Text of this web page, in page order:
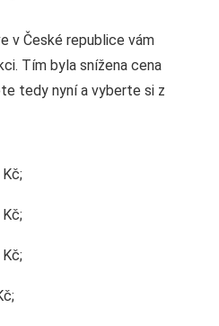
v České republice vám
Tím byla snížena cena
tedy nyní a vyberte si z